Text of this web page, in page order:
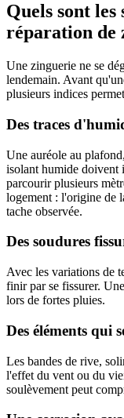
Quels sont
réparation de
Une zinguerie ne se
lendemain. Avant
plusieurs indices
Des traces
Une auréole au
isolant humide doivent
parcourir plusieurs
logement : l'origine de
tache observée.
Des soudures
Avec les variations de
finir par se fissurer.
lors de fortes pluies.
Des éléments qui
Les bandes de rive,
l'effet du vent ou du
soulèvement peut